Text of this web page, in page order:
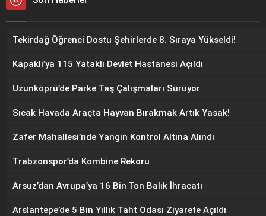
Tekirdağ Öğrenci Dostu Şehirlerde 8. Sıraya Yükseldi!
Kapaklı’ya 115 Yataklı Devlet Hastanesi Açıldı
Uzunköprü’de Parke Taş Çalışmaları Sürüyor
Sıcak Havada Araçta Hayvan Bırakmak Artık Yasak!
Zafer Mahallesi’nde Yangın Kontrol Altına Alındı
Trabzonspor’da Kombine Rekoru
Arsuz’dan Avrupa’ya 16 Bin Ton Balık İhracatı
Arslantepe’de 5 Bin Yıllık Taht Odası Ziyarete Açıldı